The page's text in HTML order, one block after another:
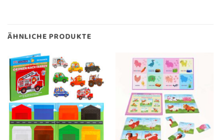
ÄHNLICHE PRODUKTE